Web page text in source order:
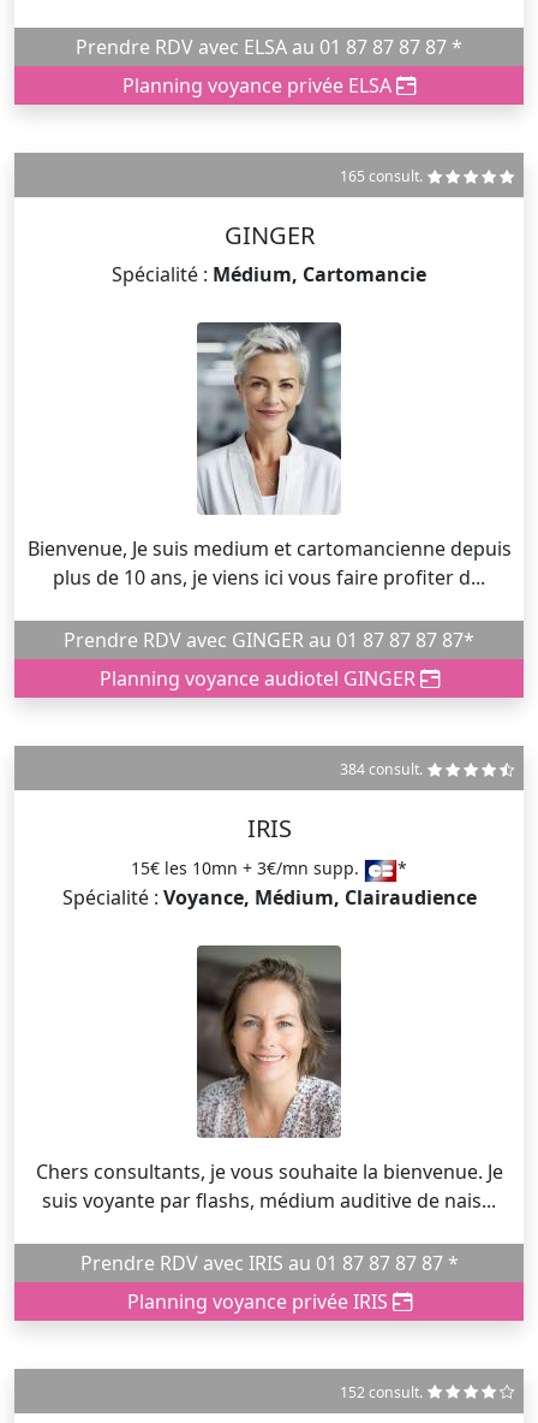
Prendre RDV avec ELSA au 01 87 87 87 87 *
Planning voyance privée ELSA
165 consult.
GINGER
Spécialité : Médium, Cartomancie
Bienvenue, Je suis medium et cartomancienne depuis
plus de 10 ans, je viens ici vous faire profiter d...
Prendre RDV avec GINGER au 01 87 87 87 87*
Planning voyance audiotel GINGER
384 consult.
IRIS
15€ les 10mn + 3€/mn supp. *
Spécialité : Voyance, Médium, Clairaudience
Chers consultants, je vous souhaite la bienvenue. Je
suis voyante par flashs, médium auditive de nais...
Prendre RDV avec IRIS au 01 87 87 87 87 *
Planning voyance privée IRIS
152 consult.